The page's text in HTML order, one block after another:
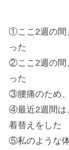
①ここ2週の間
った
②ここ2週の間
った
③腰痛のため
④最近2週間は
着替えをした
⑤私のような